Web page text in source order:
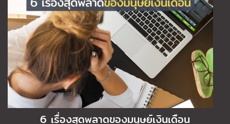
6 เรื่องสุดพลาดของมนุษย์เงินเดือน